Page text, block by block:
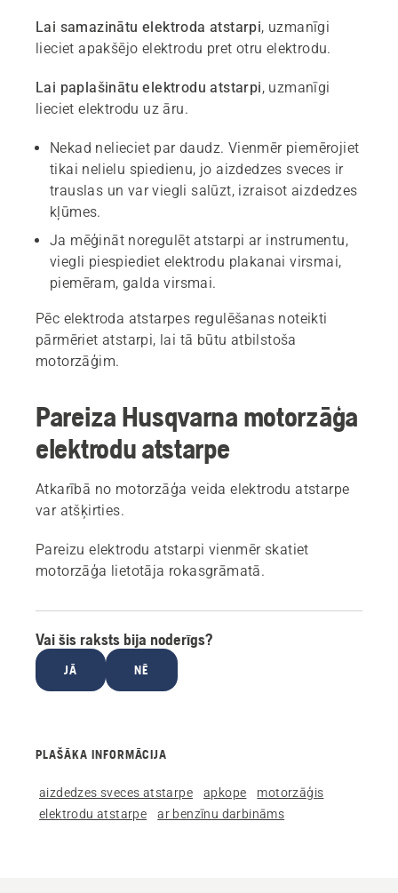
Lai samazinātu elektroda atstarpi, uzmanīgi
lieciet apakšējo elektrodu pret otru elektrodu.
Lai paplašinātu elektrodu atstarpi, uzmanīgi
lieciet elektrodu uz āru.
Nekad nelieciet par daudz. Vienmēr piemērojiet
tikai nelielu spiedienu, jo aizdedzes sveces ir
trauslas un var viegli salūzt, izraisot aizdedzes
kļūmes.
Ja mēģināt noregulēt atstarpi ar instrumentu,
viegli piespiediet elektrodu plakanai virsmai,
piemēram, galda virsmai.
Pēc elektroda atstarpes regulēšanas noteikti
pārmēriet atstarpi, lai tā būtu atbilstoša
motorzāģim.
Pareiza Husqvarna motorzāģa
elektrodu atstarpe
Atkarībā no motorzāģa veida elektrodu atstarpe
var atšķirties.
Pareizu elektrodu atstarpi vienmēr skatiet
motorzāģa lietotāja rokasgrāmatā.
Vai šis raksts bija noderīgs?
JĀ NĒ
PLAŠĀKA INFORMĀCIJA
aizdedzes sveces atstarpe apkope
motorzāģis
elektrodu atstarpe
ar benzīnu darbināms